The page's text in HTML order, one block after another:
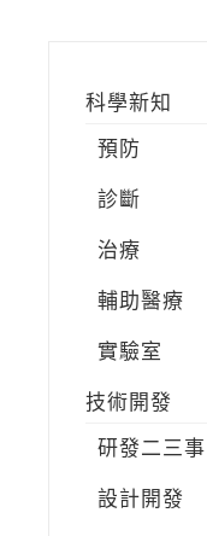
科學新知
預防
診斷
治療
輔助醫療
實驗室
技術開發
研發二三事
設計開發